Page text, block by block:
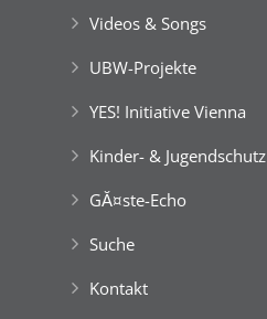
Videos & Songs
UBW-Projekte
YES! Initiative Vienna
Kinder- & Jugendschutz
GĂ¤ste-Echo
Suche
Kontakt